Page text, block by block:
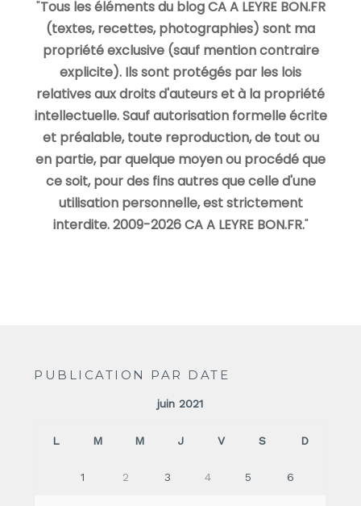
"Tous les éléments du blog CA A LEYRE BON.FR
(textes, recettes, photographies) sont ma
propriété exclusive (sauf mention contraire
explicite). Ils sont protégés par les lois
relatives aux droits d'auteurs et à la propriété
intellectuelle. Sauf autorisation formelle écrite
et préalable, toute reproduction, de tout ou
en partie, par quelque moyen ou procédé que
ce soit, pour des fins autres que celle d'une
utilisation personnelle, est strictement
interdite. 2009-2026 CA A LEYRE BON.FR."
PUBLICATION PAR DATE
juin 2021
L M M J V S D
1 2 3 4 5 6